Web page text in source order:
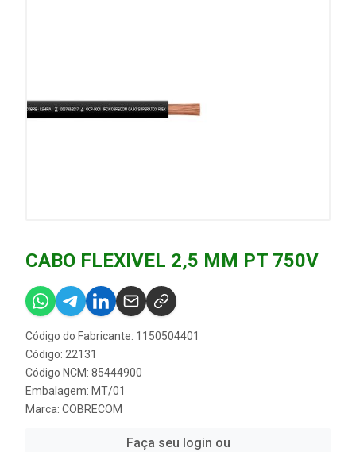
CABO FLEXIVEL 2,5 MM PT 750V
Código do Fabricante: 1150504401
Código: 22131
Código NCM: 85444900
Embalagem: MT/01
Marca: COBRECOM
Faça seu login ou